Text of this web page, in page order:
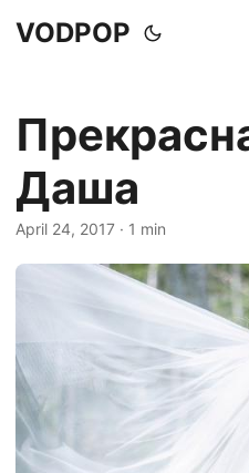
VODPOP
Даша
April 24, 2017 · 1 min